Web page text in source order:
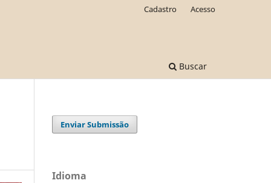
Buscar
Cadastro Acesso
Enviar Submissão
Idioma